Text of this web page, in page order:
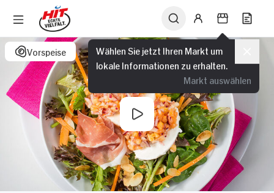
Wählen Sie jetzt Ihren Markt um
lokale Informationen zu erhalten.
Markt auswählen
Vorspeise